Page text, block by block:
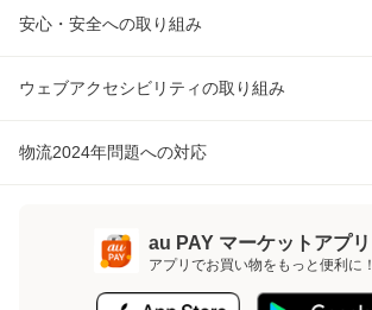
安心・安全への取り組み
ウェブアクセシビリティの取り組み
物流2024年問題への対応
au PAY マーケットアプリ
アプリでお買い物をもっと便利に！